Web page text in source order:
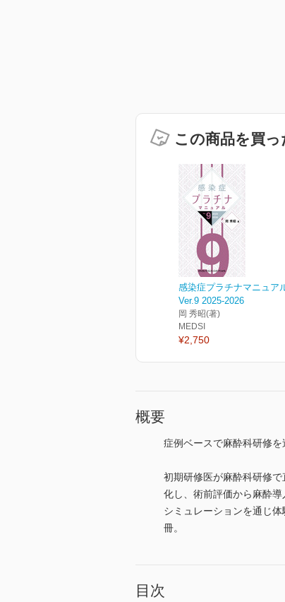
この商品を買っ
感染症プラチナマニュア
Ver.9 2025-2026
岡 秀昭(著)
MEDSI
¥2,750
概要
症例ベースで麻酔科研修を
初期研修医が麻酔科研修
化し、術前評価から麻酔
シミュレーションを通じ
冊。
目次